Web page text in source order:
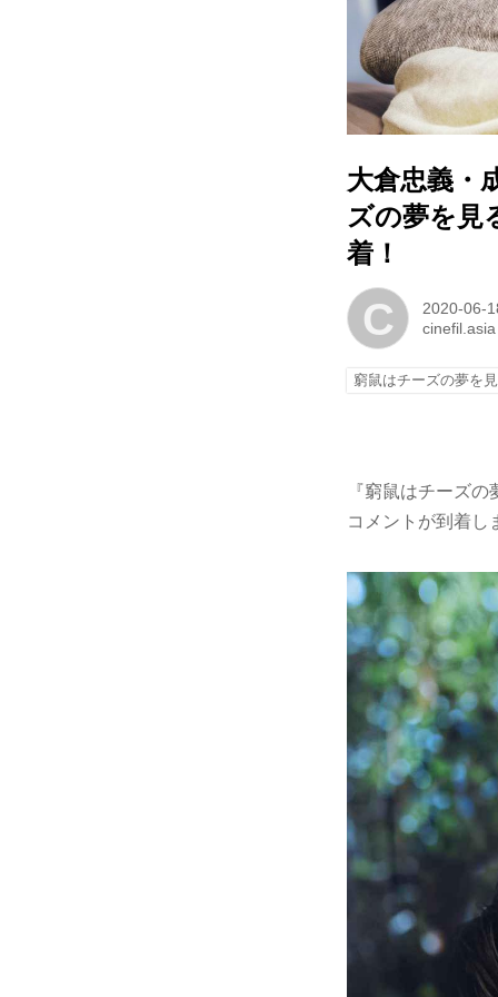
大倉忠義・
ズの夢を見
着！
C
2020-06-
cinefil.asia
窮鼠はチーズの夢を
『窮鼠はチーズ
コメントが到着し